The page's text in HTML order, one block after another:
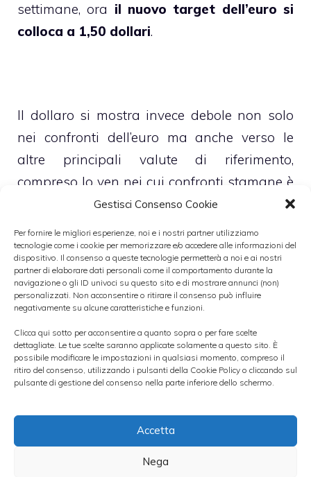
Gestisci Consenso Cookie
Per fornire le migliori esperienze, noi e i nostri partner utilizziamo
tecnologie come i cookie per memorizzare e/o accedere alle informazioni del
dispositivo. Il consenso a queste tecnologie permetterà a noi e ai nostri
partner di elaborare dati personali come il comportamento durante la
navigazione o gli ID univoci su questo sito e di mostrare annunci (non)
personalizzati. Non acconsentire o ritirare il consenso può influire
negativamente su alcune caratteristiche e funzioni.
Clicca qui sotto per acconsentire a quanto sopra o per fare scelte
dettagliate. Le tue scelte saranno applicate solamente a questo sito. È
possibile modificare le impostazioni in qualsiasi momento, compreso il
ritiro del consenso, utilizzando i pulsanti della Cookie Policy o cliccando sul
pulsante di gestione del consenso nella parte inferiore dello schermo.
Accetta
Nega
settimane, ora il nuovo target dell’euro si
colloca a 1,50 dollari.
Il dollaro si mostra invece debole non solo
nei confronti dell’euro ma anche verso le
altre principali valute di riferimento,
compreso lo yen nei cui confronti stamane è
calato sotto 80 yen per la prima volta nel
corso degli ultimi cinque mesi. Secondo gli
esperti il calo del biglietto verde nei confronti
delle principali valute di riferimento è dovuto
non solo ai dati deludenti relativi
all’occupazione nel settore non agricolo
pubblicati venerdì scorso ma anche e
soprattutto alledeboli prospettive
dell’economia statunitense.
A riguardo c’è grande attesa da parte del
mercato per l’incontro che si terrà oggi tra il
presidente USA Barack Obama e la